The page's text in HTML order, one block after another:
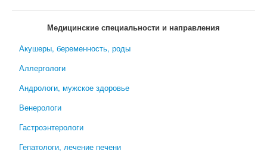
Медицинские специальности и направления
Акушеры, беременность, роды
Аллергологи
Андрологи, мужское здоровье
Венерологи
Гастроэнтерологи
Гепатологи, лечение печени